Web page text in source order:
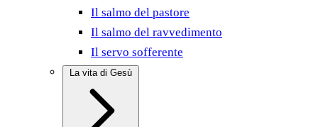
Il salmo del pastore
Il salmo del ravvedimento
Il servo sofferente